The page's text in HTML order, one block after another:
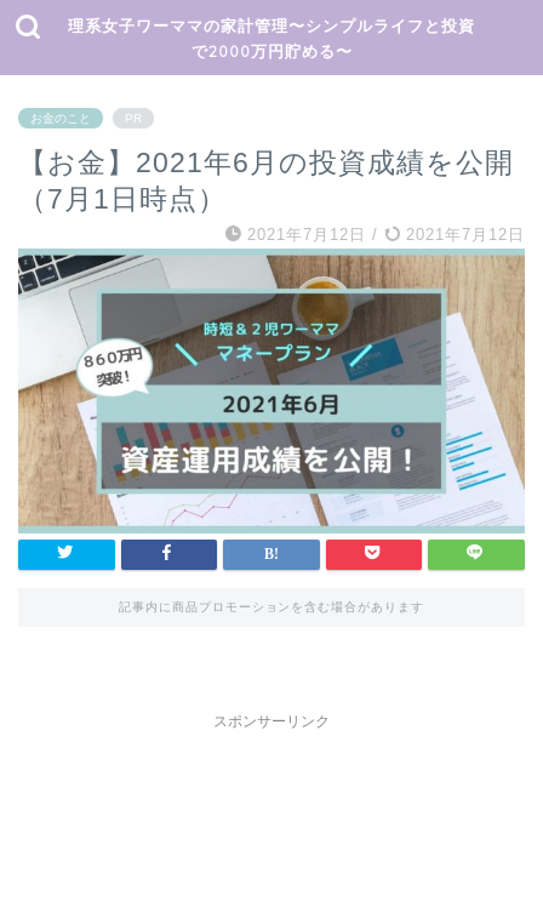
理系女子ワーママの家計管理〜シンプルライフと投資
で2000万円貯める〜
お金のこと PR
【お金】2021年6月の投資成績を公開
（7月1日時点）
2021年7月12日 / 2021年7月12日
記事内に商品プロモーションを含む場合があります
スポンサーリンク